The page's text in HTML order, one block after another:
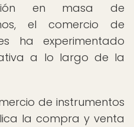
en masa de
el comercio de
ha experimentado
a lo largo de la
de instrumentos
la compra y venta